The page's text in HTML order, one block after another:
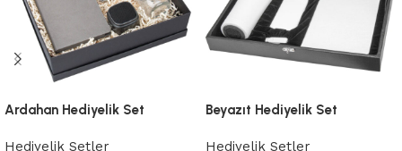
Ardahan Hediyelik Set
Hediyelik Setler
Beyazıt Hediyelik Set
Hediyelik Setler